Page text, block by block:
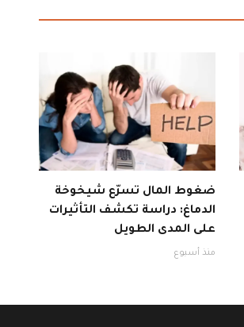
ضغوط المال تسرّع شيخوخة
الدماغ: دراسة تكشف التأثيرات
على المدى الطويل
منذ أسبوع